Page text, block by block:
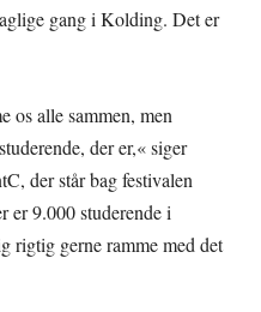
gang i Kolding. Det er
os alle sammen, men
der er,« siger
der står bag festivalen
er 9.000 studerende i
gerne ramme med det